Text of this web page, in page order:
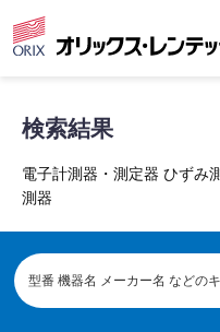
検索結果
電子計測器・測定器 ひずみ
測器